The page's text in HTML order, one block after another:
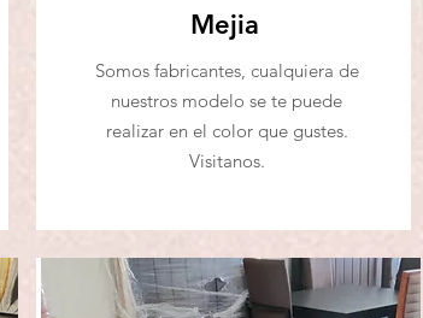
Mejia
Somos fabricantes, cualquiera de
nuestros modelo se te puede
realizar en el color que gustes.
Visitanos.